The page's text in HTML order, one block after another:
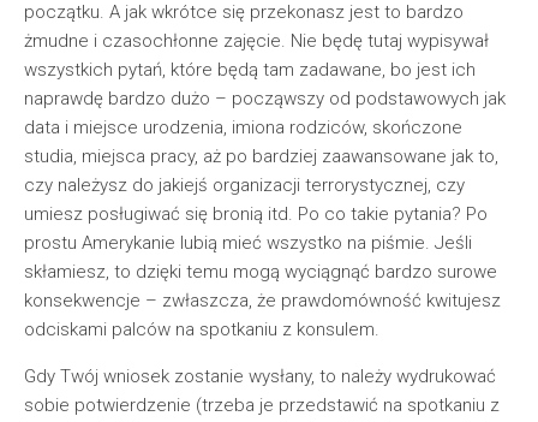
początku. A jak wkrótce się przekonasz jest to bardzo
żmudne i czasochłonne zajęcie. Nie będę tutaj wypisywał
wszystkich pytań, które będą tam zadawane, bo jest ich
naprawdę bardzo dużo – począwszy od podstawowych jak
data i miejsce urodzenia, imiona rodziców, skończone
studia, miejsca pracy, aż po bardziej zaawansowane jak to,
czy należysz do jakiejś organizacji terrorystycznej, czy
umiesz posługiwać się bronią itd. Po co takie pytania? Po
prostu Amerykanie lubią mieć wszystko na piśmie. Jeśli
skłamiesz, to dzięki temu mogą wyciągnąć bardzo surowe
konsekwencje – zwłaszcza, że prawdomówność kwitujesz
odciskami palców na spotkaniu z konsulem.
Gdy Twój wniosek zostanie wysłany, to należy wydrukować
sobie potwierdzenie (trzeba je przedstawić na spotkaniu z